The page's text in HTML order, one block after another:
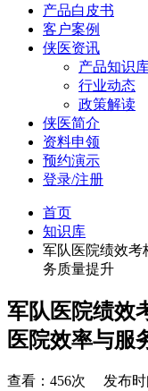
产品白皮书
客户案例
侠医资讯
产品知识
行业动态
政策解读
侠医简介
资料申领
预约演示
登录/注册
首页
知识库
军队医院绩效考
务质量提升
军队医院绩效
医院效率与服
查看：456次 发布时